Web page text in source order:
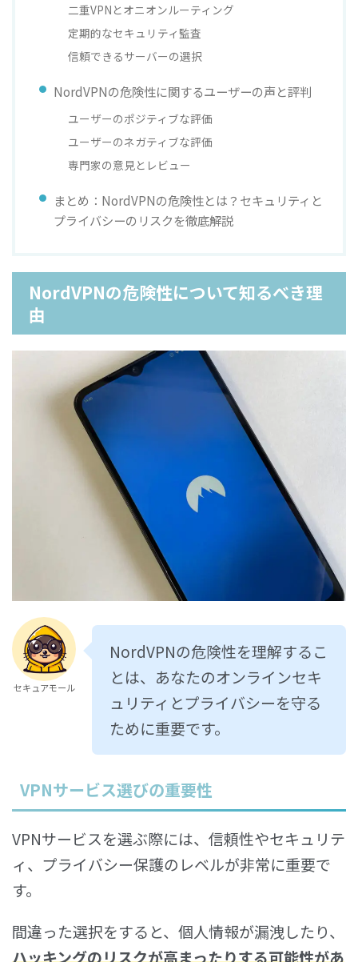
二重VPNとオニオンルーティング
定期的なセキュリティ監査
信頼できるサーバーの選択
NordVPNの危険性に関するユーザーの声と評判
ユーザーのポジティブな評価
ユーザーのネガティブな評価
専門家の意見とレビュー
まとめ：NordVPNの危険性とは？セキュリティと
プライバシーのリスクを徹底解説
NordVPNの危険性について知るべき理
由
セキュアモール
NordVPNの危険性を理解するこ
とは、あなたのオンラインセキ
ュリティとプライバシーを守る
ために重要です。
VPNサービス選びの重要性
VPNサービスを選ぶ際には、信頼性やセキュリテ
ィ、プライバシー保護のレベルが非常に重要で
す。
間違った選択をすると、個人情報が漏洩したり、
ハッキングのリスクが高まったりする可能性があ